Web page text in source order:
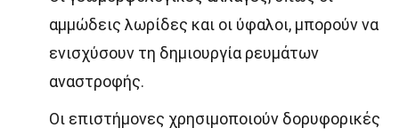
αμμώδεις λωρίδες και οι ύφαλοι, μπορούν να
ενισχύσουν τη δημιουργία ρευμάτων
αναστροφής.
Οι επιστήμονες χρησιμοποιούν δορυφορικές